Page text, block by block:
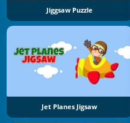
Jiggsaw Puzzle
Jet Planes Jigsaw